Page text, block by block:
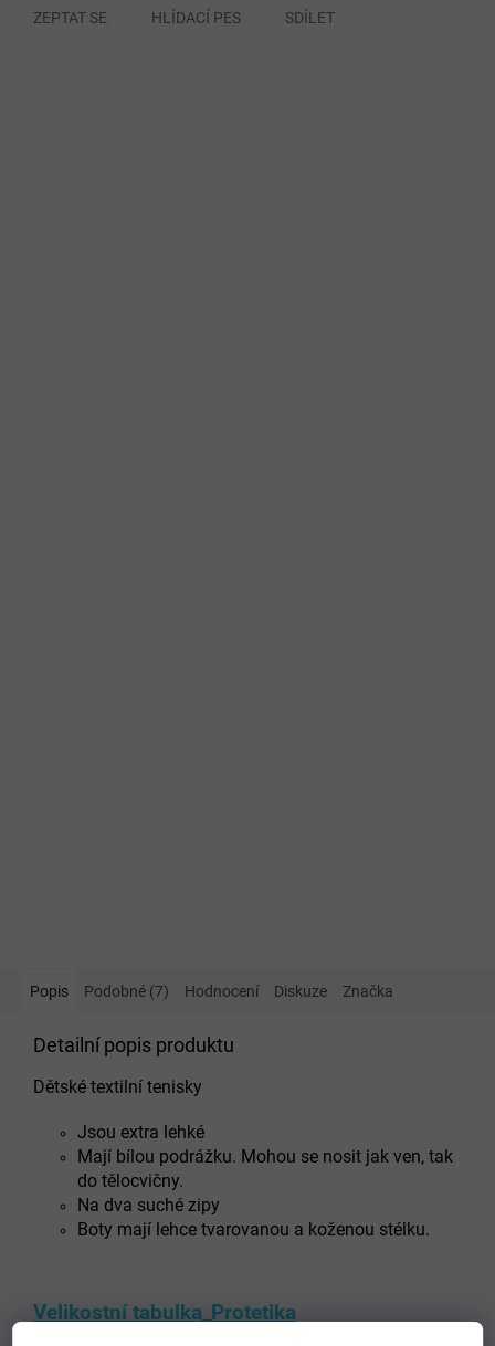
ZEPTAT SE HLÍDACÍ PES SDÍLET
Popis Podobné (7) Hodnocení Diskuze Značka
Detailní popis produktu
Dětské textilní tenisky
Jsou extra lehké
Mají bílou podrážku. Mohou se nosit jak ven, tak
do tělocvičny.
Na dva suché zipy
Boty mají lehce tvarovanou a koženou stélku.
Velikostní tabulka_Protetika